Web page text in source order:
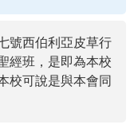
號西伯利亞皮草行
經班，是即為本校
校可說是與本會同